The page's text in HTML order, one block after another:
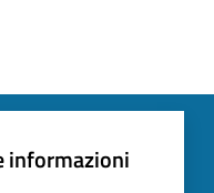
informazioni